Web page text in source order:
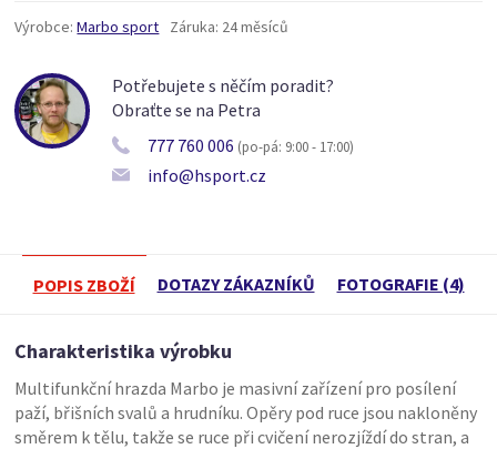
Výrobce: Marbo sport Záruka: 24 měsíců
Potřebujete s něčím poradit?
Obraťte se na Petra
777 760 006 (po-pá: 9:00 - 17:00)
info@hsport.cz
POPIS ZBOŽÍ DOTAZY ZÁKAZNÍKŮ FOTOGRAFIE (4)
Charakteristika výrobku
Multifunkční hrazda Marbo je masivní zařízení pro posílení
paží, břišních svalů a hrudníku. Opěry pod ruce jsou nakloněny
směrem k tělu, takže se ruce při cvičení nerozjíždí do stran, a